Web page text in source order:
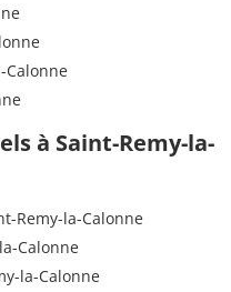
Calonne
à Saint-Remy-la-
Remy-la-Calonne
Calonne
la-Calonne